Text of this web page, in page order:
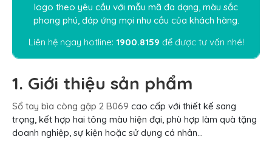
logo theo yêu cầu với mẫu mã đa dạng, màu sắc
phong phú, đáp ứng mọi nhu cầu của khách hàng.
Liên hệ ngay hotline: 1900.8159 để được tư vấn nhé!
1. Giới thiệu sản phẩm
Sổ tay bìa còng gập 2 B069 cao cấp với thiết kế sang
trọng, kết hợp hai tông màu hiện đại, phù hợp làm quà tặng
doanh nghiệp, sự kiện hoặc sử dụng cá nhân…